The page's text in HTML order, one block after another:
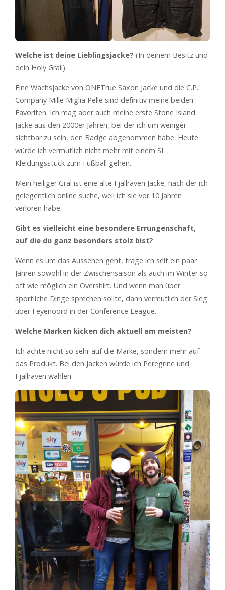
Welche ist deine Lieblingsjacke? (In deinem Besitz und
dein Holy Grail)
Eine Wachsjacke von ONETrue Saxon Jacke und die C.P.
Company Mille Miglia Pelle sind definitiv meine beiden
Favoriten. Ich mag aber auch meine erste Stone Island
Jacke aus den 2000er Jahren, bei der ich um weniger
sichtbar zu sein, den Badge abgenommen habe. Heute
würde ich vermutlich nicht mehr mit einem SI
Kleidungsstück zum Fußball gehen.
Mein heiliger Gral ist eine alte Fjällräven Jacke, nach der ich
gelegentlich online suche, weil ich sie vor 10 Jahren
verloren habe.
Gibt es vielleicht eine besondere Errungenschaft,
auf die du ganz besonders stolz bist?
Wenn es um das Aussehen geht, trage ich seit ein paar
Jahren sowohl in der Zwischensaison als auch im Winter so
oft wie möglich ein Overshirt. Und wenn man über
sportliche Dinge sprechen sollte, dann vermutlich der Sieg
über Feyenoord in der Conference League.
Welche Marken kicken dich aktuell am meisten?
Ich achte nicht so sehr auf die Marke, sondern mehr auf
das Produkt. Bei den Jacken würde ich Peregrine und
Fjällräven wählen.